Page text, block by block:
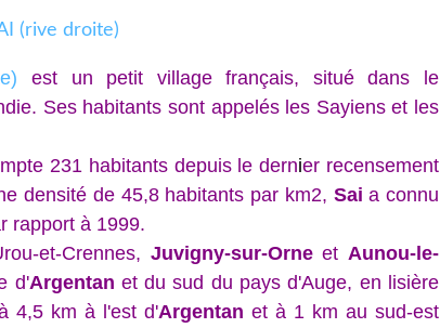
est un petit village français, situé dans le
Ses habitants sont appelés les Sayiens et les
231 habitants depuis le dernier recensement
densité de 45,8 habitants par km2, Sai a connu
rapport à 1999.
et-Crennes, Juvigny-sur-Orneet Aunou-le-
d'Argentan et du sud du pays d'Auge, en lisière
4,5 km à l'est d'Argentan et à 1 km au sud-est